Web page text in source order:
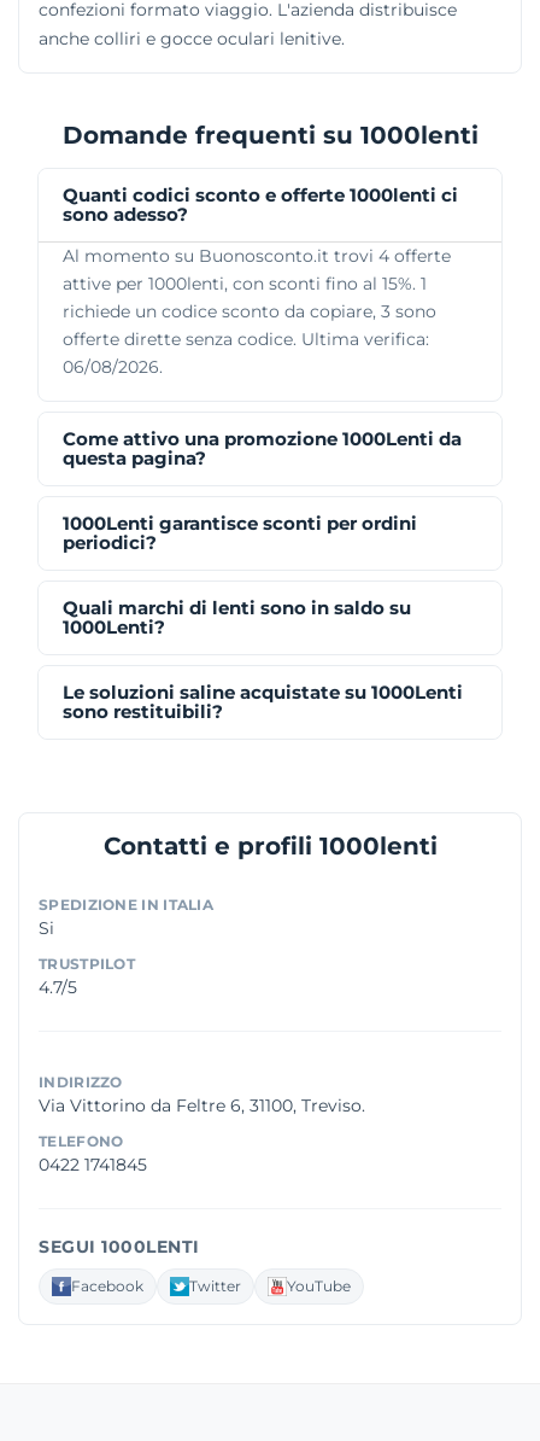
confezioni formato viaggio. L'azienda distribuisce
anche colliri e gocce oculari lenitive.
Domande frequenti su 1000lenti
Quanti codici sconto e offerte 1000lenti ci
sono adesso?
Al momento su Buonosconto.it trovi 4 offerte
attive per 1000lenti, con sconti fino al 15%. 1
richiede un codice sconto da copiare, 3 sono
offerte dirette senza codice. Ultima verifica:
06/08/2026.
Come attivo una promozione 1000Lenti da
questa pagina?
1000Lenti garantisce sconti per ordini
periodici?
Quali marchi di lenti sono in saldo su
1000Lenti?
Le soluzioni saline acquistate su 1000Lenti
sono restituibili?
Contatti e profili 1000lenti
SPEDIZIONE IN ITALIA
Si
TRUSTPILOT
4.7/5
INDIRIZZO
Via Vittorino da Feltre 6, 31100, Treviso.
TELEFONO
0422 1741845
SEGUI 1000LENTI
Facebook Twitter YouTube